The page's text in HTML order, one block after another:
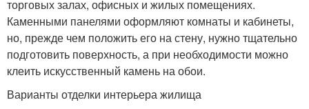
торговых залах, офисных и жилых помещениях.
Каменными панелями оформляют комнаты и кабинеты,
но, прежде чем положить его на стену, нужно тщательно
подготовить поверхность, а при необходимости можно
клеить искусственный камень на обои.
Варианты отделки интерьера жилища